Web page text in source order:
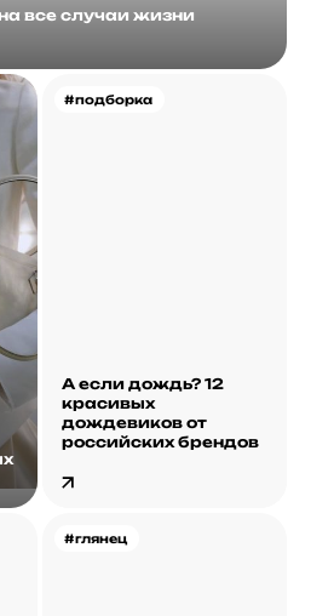
все случаи жизни
#подборка
А если дождь? 12
красивых
дождевиков от
российских брендов
#глянец